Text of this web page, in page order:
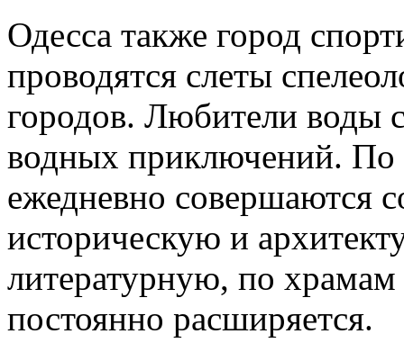
Одесса также город
проводятся слеты
городов. Любители воды
водных приключений. По
ежедневно совершаются
историческую и
литературную, по храмам
постоянно расширяется.